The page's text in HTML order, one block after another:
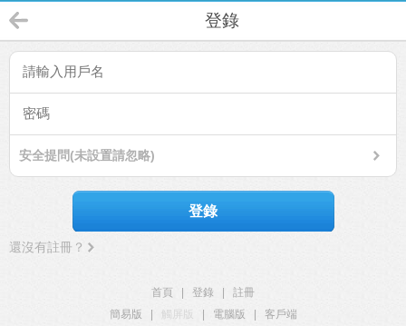
登錄
安全提問(未設置請忽略)
登錄
還沒有註冊？
首頁 登錄
註冊
簡易版
觸屏版 電腦版
客戶端